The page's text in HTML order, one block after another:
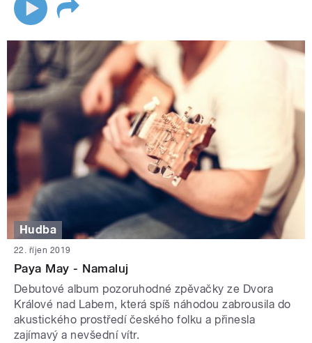
Hudba
22. říjen 2019
Paya May - Namaluj
Debutové album pozoruhodné zpěvačky ze Dvora
Králové nad Labem, která spíš náhodou zabrousila do
akustického prostředí českého folku a přinesla
zajímavý a nevšední vítr.